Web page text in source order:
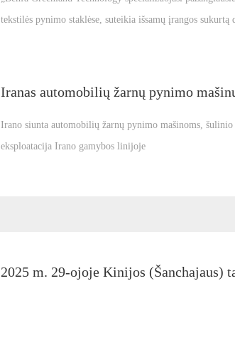
surinkimo mašina, viena mašina apima visus minėtus
tekstilės pynimo staklėse, suteikia išsamų įrangos sukurtą dėl
Irano siunta automobilių žarnų pynimo mašinoms, šulinio
eksploatacija Irano gamybos linijoje